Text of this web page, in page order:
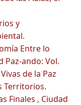
y
Entre lo
Paz-ando: Vol.
de la Paz
Territorios.
Finales , Ciudad